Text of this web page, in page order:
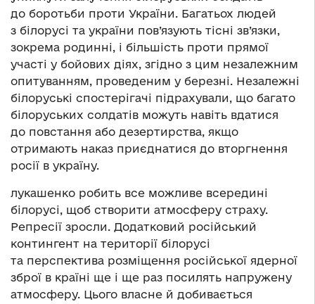
до боротьби проти України. Багатьох людей
з білорусі та україни пов’язують тісні зв’язки,
зокрема родинні, і більшість проти прямої
участі у бойових діях, згідно з цим незалежним
опитуванням, проведеним у березні. Незалежні
білоруські спостерігачі підрахували, що багато
білоруських солдатів можуть навіть вдатися
до повстання або дезертирства, якщо
отримають наказ приєднатися до вторгнення
росії в україну.
лукашенко робить все можливе всередині
білорусі, щоб створити атмосферу страху.
Репресії зросли. Додатковий російський
контингент на території білорусі
та перспектива розміщення російської ядерної
зброї в країні ще і ще раз посилять напружену
атмосферу. Цього власне й добивається